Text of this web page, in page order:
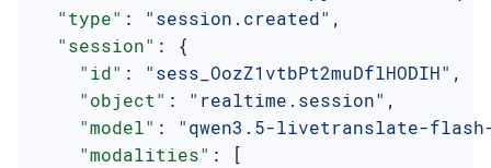
  "type"
: "session.created" ,
  "session"
: {
    "id"
: "sess_OozZ1vtbPt2muDflHODIH" ,
    "object"
: "realtime.session" ,
    "model"
: "qwen3.5-livetranslate-
    "modalities"
: [